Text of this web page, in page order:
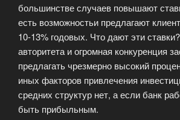
большинстве случаев повышают
есть возможностьи предлагают
10-13% годовых. Что дают эти
авторитета и огромная конкуренция
предлагать чрезмерно высокий
иных факторов привлечения
средних структур нет, а если банк
быть прибыльным.